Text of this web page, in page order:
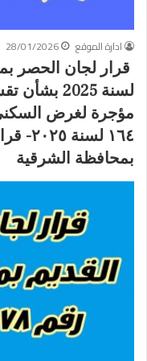
ادارة الموقع
28/01/2026
لسنة 2025
مؤجرة لغرض
١٦٤
بمحافظة الشرقية